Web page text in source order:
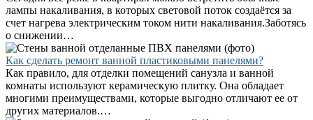
лампы накаливания, в которых световой поток создаётся за
счет нагрева электрическим током нити накаливания.Заботясь
о снижении…
Как сделать ремонт ванной пластиковыми панелями?
Как правило, для отделки помещений санузла и ванной
комнаты используют керамическую плитку. Она обладает
многими преимуществами, которые выгодно отличают ее от
других материалов.…